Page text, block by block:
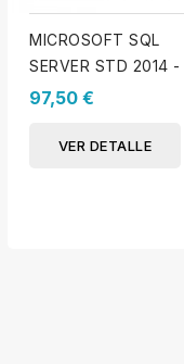
MICROSOFT SQL
SERVER STD 2014 -
CALS DE USUARIO
97,50 €
VER DETALLE